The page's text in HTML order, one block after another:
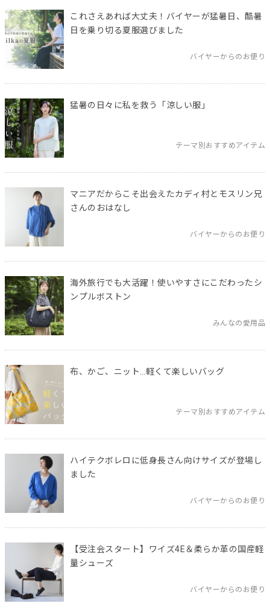
これさえあれば大丈夫！バイヤーが猛暑日、酷暑
日を乗り切る夏服選びました
バイヤーからのお便り
猛暑の日々に私を救う「涼しい服」
テーマ別おすすめアイテム
マニアだからこそ出会えたカディ村とモスリン兄
さんのおはなし
バイヤーからのお便り
海外旅行でも大活躍！使いやすさにこだわったシ
ンプルボストン
みんなの愛用品
布、かご、ニット…軽くて楽しいバッグ
テーマ別おすすめアイテム
ハイテクボレロに低身長さん向けサイズが登場し
ました
バイヤーからのお便り
【受注会スタート】ワイズ4E＆柔らか革の国産軽
量シューズ
バイヤーからのお便り